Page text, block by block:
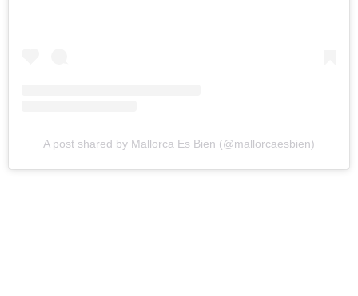
A post shared by Mallorca Es Bien (@mallorcaesbien)